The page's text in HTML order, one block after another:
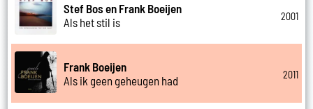
Stef Bos en Frank Boeijen
Als het stil is
2001
Frank Boeijen
Als ik geen geheugen had
2011